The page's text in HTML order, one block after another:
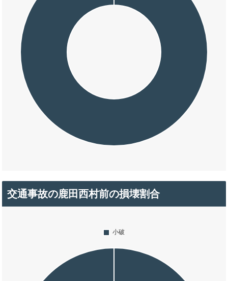
交通事故の鹿田西村前の損壊割合